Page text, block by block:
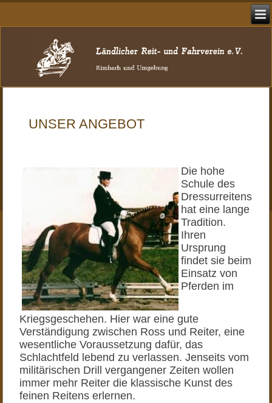
UNSER ANGEBOT
Die hohe
Schule des
Dressurreitens
hat eine lange
Tradition.
Ihren
Ursprung
findet sie beim
Einsatz von
Pferden im
Kriegsgeschehen. Hier war eine gute
Verständigung zwischen Ross und Reiter, eine
wesentliche Voraussetzung dafür, das
Schlachtfeld lebend zu verlassen. Jenseits vom
militärischen Drill vergangener Zeiten wollen
immer mehr Reiter die klassische Kunst des
feinen Reitens erlernen.